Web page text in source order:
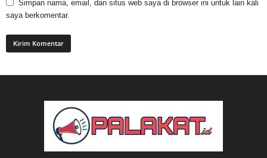
Simpan nama, email, dan situs web saya di browser ini untuk lain kali
saya berkomentar.